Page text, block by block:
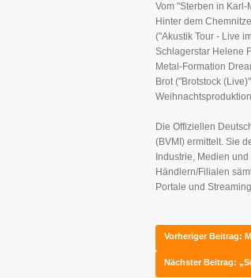
Vom "Sterben in
Hinter dem
("Akustik Tour - Live
Schlagerstar Helene
Metal-Formation
Brot ("Brotstock
Die Offiziellen
(BVMI) ermittelt. Sie
Industrie, Medien
Händlern/Filialen
Portale und
Vorheriger Beitrag:
Nächster Beitrag: